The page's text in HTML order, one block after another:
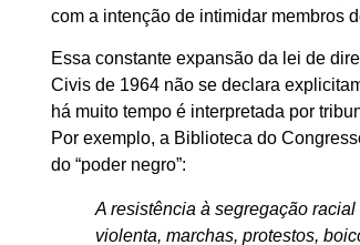
com a intenção de intimidar membros
Essa constante expansão da lei de
Civis de 1964 não se declara
há muito tempo é interpretada por
Por exemplo, a Biblioteca do
do “poder negro”:
A resistência à segregação
violenta, marchas, protestos,